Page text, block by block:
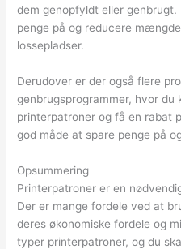
dem genopfyldt eller
penge på og reducere
lossepladser.
Derudover er der også flere
genbrugsprogrammer, hvor du
printerpatroner og få en rabat
god måde at spare penge på
Opsummering
Printerpatroner er en
Der er mange fordele ved at
deres økonomiske fordele og
typer printerpatroner, og du